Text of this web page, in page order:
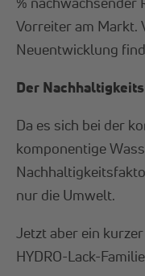
Vorreiter am Markt.
Neuentwicklung
Der
Da es sich bei der
komponentige
nur die Umwelt.
Jetzt aber ein
HYDRO-Lack-